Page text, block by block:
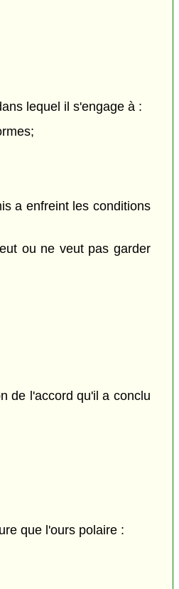
lequel il s'engage à :
a enfreint les conditions
ou ne veut pas garder
de l'accord qu'il a conclu
que l'ours polaire :